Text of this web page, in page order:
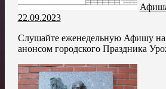
22.09.2023
Слушайте еженедельную Афишу
анонсом городского Праздника